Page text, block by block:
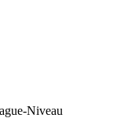
Niveau